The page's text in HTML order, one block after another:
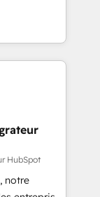
(ERP,
des
à
objectifs
HubSpot
notre